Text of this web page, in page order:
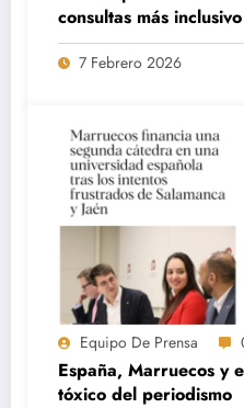
consultas más
nuevo colapso de las
7 Febrero 2026
Equipo De Prensa
España, Marruecos y
tóxico del periodismo